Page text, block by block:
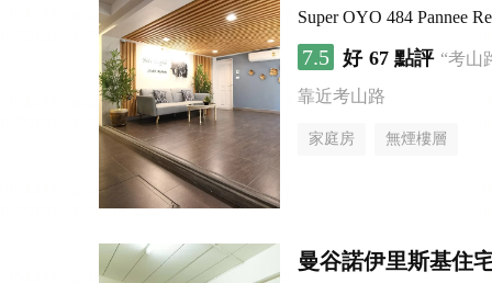
Super OYO 484 Pannee
7.5 好 67 點評 “考山
靠近考山路
家庭房 無煙樓層
曼谷諾伊里斯基住